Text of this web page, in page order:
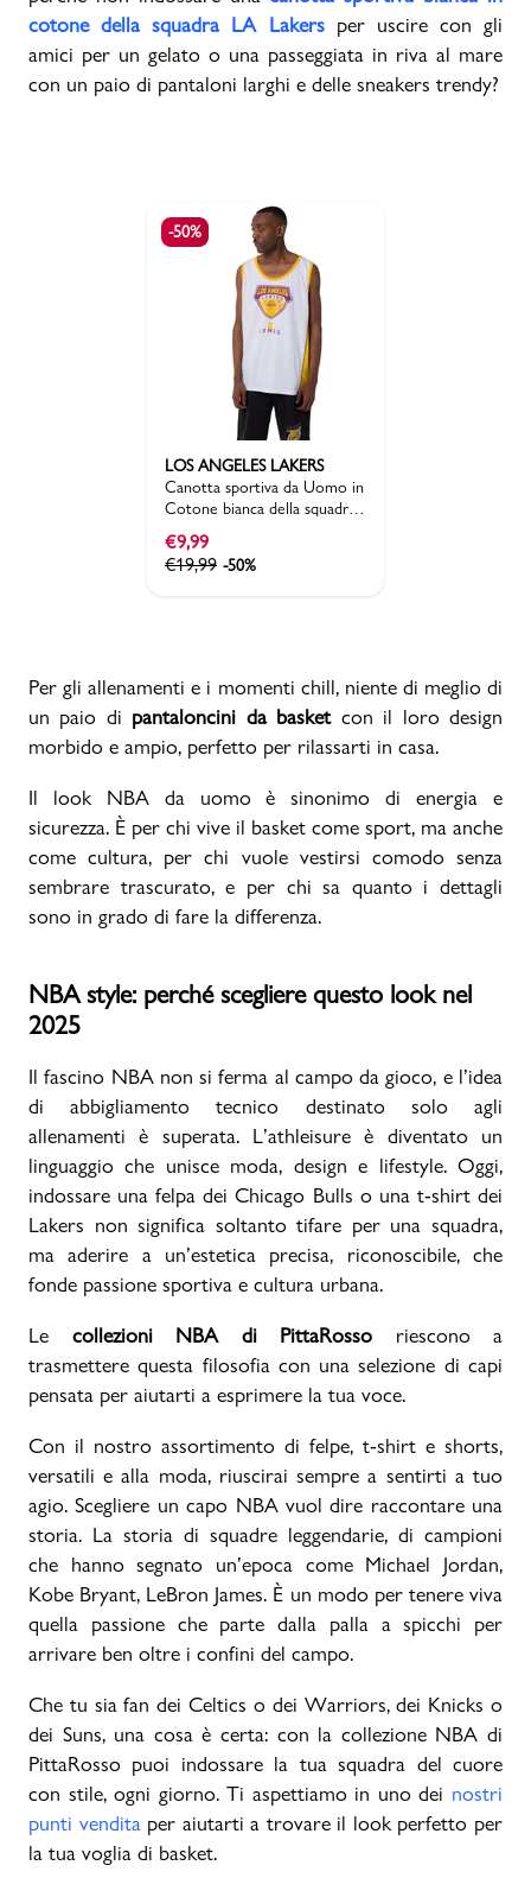
cotone della squadra LA Lakersper uscire con gli
amici per un gelato o una passeggiata in riva al mare
con un paio di pantaloni larghi e delle sneakers trendy?
-50%
LOS ANGELES LAKERS
Canotta sportiva da Uomo in
Cotone bianca della squadra
LA Lakers NBA
€9,99
€19,99 -50%
Per gli allenamenti e i momenti chill, niente di meglio di
un paio di pantaloncini da basketcon il loro design
morbido e ampio, perfetto per rilassarti in casa.
Il look NBA da uomo è sinonimo di energia e
sicurezza. È per chi vive il basket come sport, ma anche
come cultura, per chi vuole vestirsi comodo senza
sembrare trascurato, e per chi sa quanto i dettagli
sono in grado di fare la differenza.
NBA style: perché scegliere questo look nel
2025
Il fascino NBA non si ferma al campo da gioco, e l’idea
di abbigliamento tecnico destinato solo agli
allenamenti è superata. L’athleisure è diventato un
linguaggio che unisce moda, design e lifestyle. Oggi,
indossare una felpa dei Chicago Bulls o una t-shirt dei
Lakers non significa soltanto tifare per una squadra,
ma aderire a un’estetica precisa, riconoscibile, che
fonde passione sportiva e cultura urbana.
Le collezioni NBA di PittaRosso riescono a
trasmettere questa filosofia con una selezione di capi
pensata per aiutarti a esprimere la tua voce.
Con il nostro assortimento di felpe, t-shirt e shorts,
versatili e alla moda, riuscirai sempre a sentirti a tuo
agio. Scegliere un capo NBA vuol dire raccontare una
storia. La storia di squadre leggendarie, di campioni
che hanno segnato un’epoca come Michael Jordan,
Kobe Bryant, LeBron James. È un modo per tenere viva
quella passione che parte dalla palla a spicchi per
arrivare ben oltre i confini del campo.
Che tu sia fan dei Celtics o dei Warriors, dei Knicks o
dei Suns, una cosa è certa: con la collezione NBA di
PittaRosso puoi indossare la tua squadra del cuore
con stile, ogni giorno. Ti aspettiamo in uno dei nostri
punti venditaper aiutarti a trovare il look perfetto per
la tua voglia di basket.